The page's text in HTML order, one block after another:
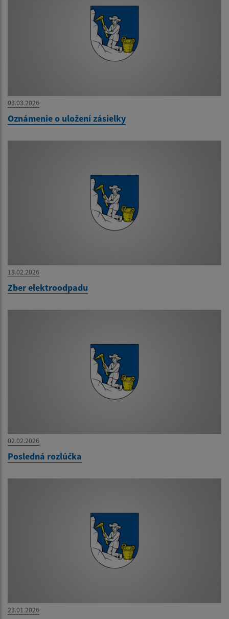
03.03.2026
Oznámenie o uložení zásielky
18.02.2026
Zber elektroodpadu
02.02.2026
Posledná rozlúčka
23.01.2026